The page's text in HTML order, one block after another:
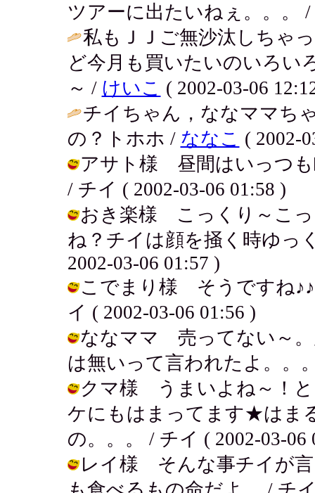
ツアーに出たいねぇ。。。 /
私もＪＪご無沙汰しちゃ
ど今月も買いたいのいろ
～ / けいこ ( 2002-03-06
チイちゃん，ななママち
の？トホホ / ななこ ( 2002-
アサト様 昼間はいっつも
/ チイ ( 2002-03-06 01:58 )
おき楽様 こっくり～こ
ね？チイは顔を掻く時ゆっ
2002-03-06 01:57 )
こでまり様 そうですね
イ ( 2002-03-06 01:56 )
ななママ 売ってない～。
は無いって言われたよ。。
クマ様 うまいよね～！と
ケにもはまってます★はま
の。。。 / チイ ( 2002-03-06
レイ様 そんな事チイが言